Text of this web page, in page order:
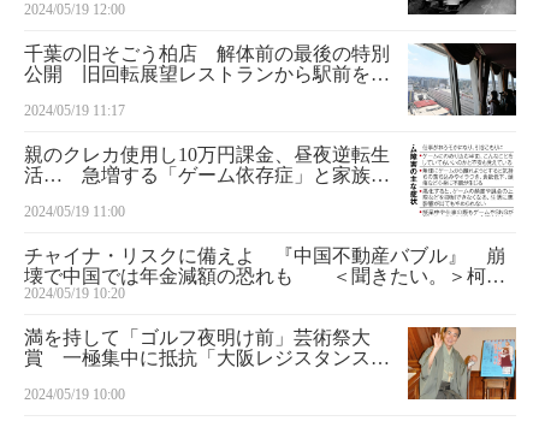
2024/05/19 12:00
千葉の旧そごう柏店 解体前の最後の特別
公開 旧回転展望レストランから駅前を一
2024/05/19 11:17
親のクレカ使用し10万円課金、昼夜逆転生
活… 急増する「ゲーム依存症」と家族の
2024/05/19 11:00
チャイナ・リスクに備えよ 『中国不動産バブル』 崩
壊で中国では年金減額の恐れも ＜聞きたい。＞柯隆
さん（東京財団政策研究所主席研究員）
2024/05/19 10:20
満を持して「ゴルフ夜明け前」芸術祭大
賞 一極集中に抵抗「大阪レジスタンス」
８＞
2024/05/19 10:00